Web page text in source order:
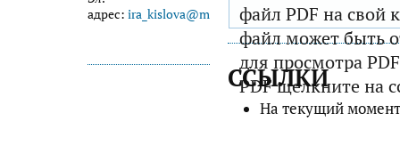
адрес: ira_kislova@mail.ru файл PDF на свой
файл может быть
для просмотра
PDF щелкните на
ССЫЛКИ
На текущий